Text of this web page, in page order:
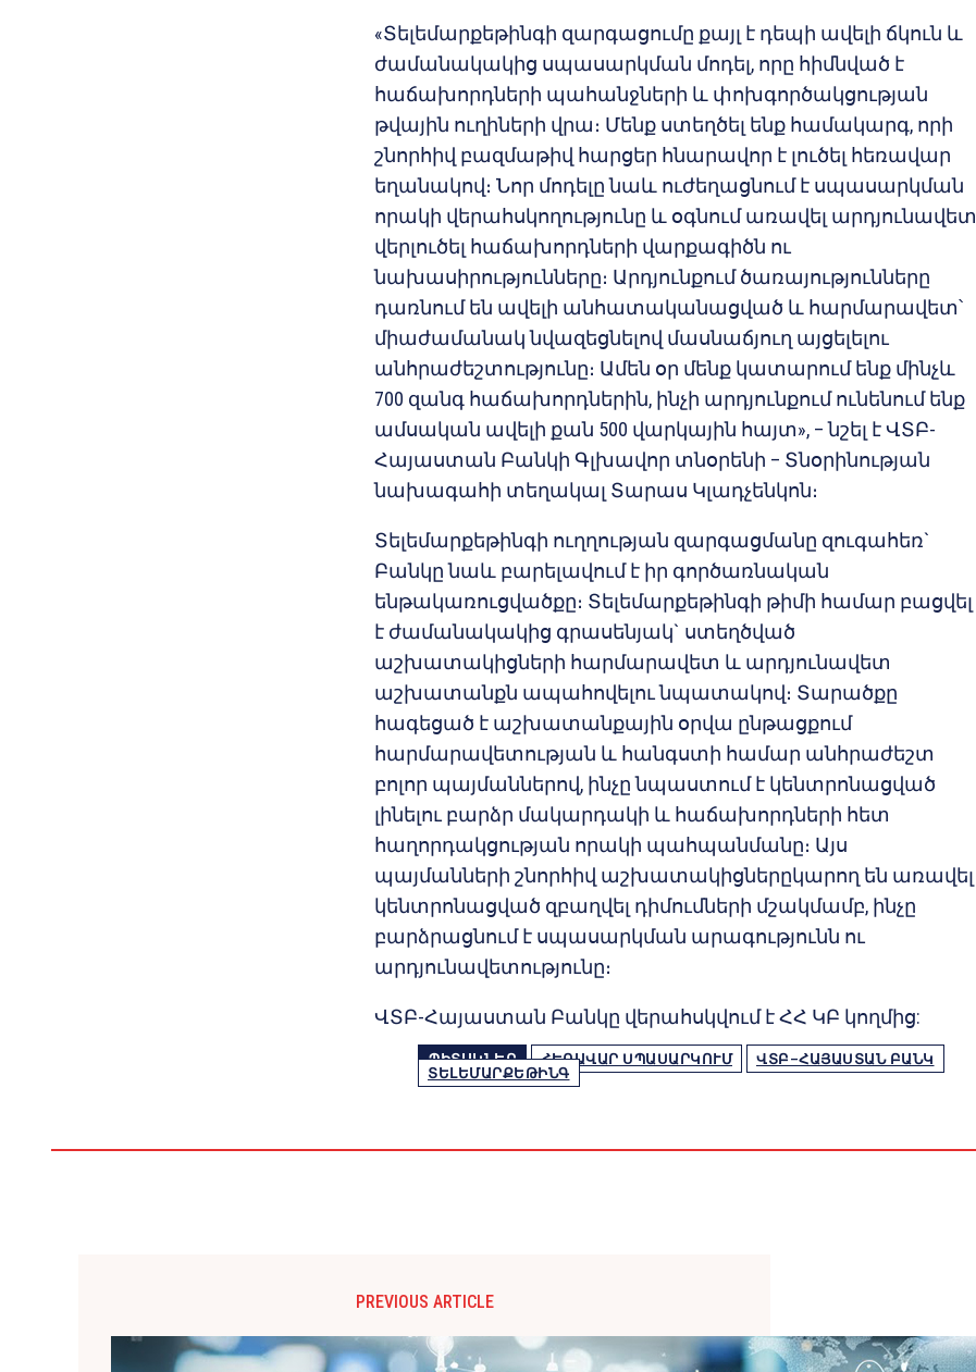
«Տելեմարքեթինգի զարգացումը քայլ է դեպի ավելի ճկուն և
ժամանակակից սպասարկման մոդել, որը հիմնված է
հաճախորդների պահանջների և փոխգործակցության
թվային ուղիների վրա։ Մենք ստեղծել ենք համակարգ, որի
շնորհիվ բազմաթիվ հարցեր հնարավոր է լուծել հեռավար
եղանակով։ Նոր մոդելը նաև ուժեղացնում է սպասարկման
որակի վերահսկողությունը և օգնում առավել արդյունավետ
վերլուծել հաճախորդների վարքագիծն ու
նախասիրությունները։ Արդյունքում ծառայությունները
դառնում են ավելի անհատականացված և հարմարավետ՝
միաժամանակ նվազեցնելով մասնաճյուղ այցելելու
անհրաժեշտությունը։ Ամեն օր մենք կատարում ենք մինչև
700 զանգ հաճախորդներին, ինչի արդյունքում ունենում ենք
ամսական ավելի քան 500 վարկային հայտ», – նշել է ՎՏԲ-
Հայաստան Բանկի Գլխավոր տնօրենի – Տնօրինության
նախագահի տեղակալ Տարաս Կլադչենկոն։
Տելեմարքեթինգի ուղղության զարգացմանը զուգահեռ`
Բանկը նաև բարելավում է իր գործառնական
ենթակառուցվածքը։ Տելեմարքեթինգի թիմի համար բացվել
է ժամանակակից գրասենյակ` ստեղծված
աշխատակիցների հարմարավետ և արդյունավետ
աշխատանքն ապահովելու նպատակով։ Տարածքը
հագեցած է աշխատանքային օրվա ընթացքում
հարմարավետության և հանգստի համար անհրաժեշտ
բոլոր պայմաններով, ինչը նպաստում է կենտրոնացված
լինելու բարձր մակարդակի և հաճախորդների հետ
հաղորդակցության որակի պահպանմանը։ Այս
պայմանների շնորհիվ աշխատակիցներըկարող են առավել
կենտրոնացված զբաղվել դիմումների մշակմամբ, ինչը
բարձրացնում է սպասարկման արագությունն ու
արդյունավետությունը։
ՎՏԲ-Հայաստան Բանկը վերահսկվում է ՀՀ ԿԲ կողմից:
ՊԻՏԱԿՆԵՐ ՀԵՌԱՎԱՐ ՍՊԱՍԱՐԿՈՒՄ
ՎՏԲ–ՀԱՅԱՍՏԱՆ ԲԱՆԿ
ՏԵԼԵՄԱՐՔԵԹԻՆԳ
PREVIOUS ARTICLE